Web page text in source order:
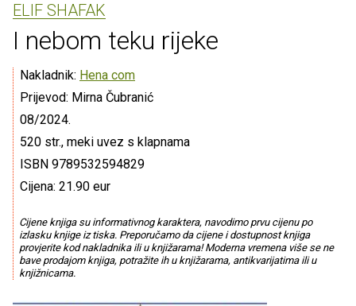
ELIF SHAFAK
I nebom teku rijeke
Nakladnik: Hena com
Prijevod: Mirna Čubranić
08/2024.
520 str., meki uvez s klapnama
ISBN 9789532594829
Cijena: 21.90 eur
Cijene knjiga su informativnog karaktera, navodimo prvu cijenu po
izlasku knjige iz tiska. Preporučamo da cijene i dostupnost knjiga
provjerite kod nakladnika ili u knjižarama! Moderna vremena više se ne
bave prodajom knjiga, potražite ih u knjižarama, antikvarijatima ili u
knjižnicama.